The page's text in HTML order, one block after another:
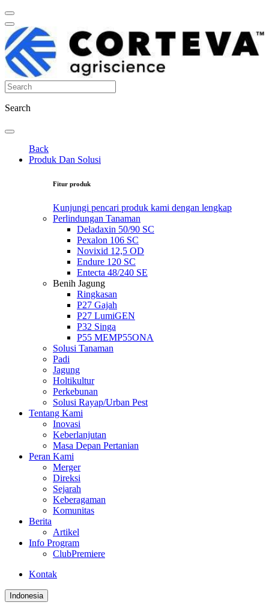
Search
Back
Produk Dan Solusi
Fitur produk
Kunjungi pencari produk kami dengan lengkap
Perlindungan Tanaman
Deladaxin 50/90 SC
Pexalon 106 SC
Novixid 12,5 OD
Endure 120 SC
Entecta 48/240 SE
Benih Jagung
Ringkasan
P27 Gajah
P27 LumiGEN
P32 Singa
P55 MEMP55ONA
Solusi Tanaman
Padi
Jagung
Holtikultur
Perkebunan
Solusi Rayap/Urban Pest
Tentang Kami
Inovasi
Keberlanjutan
Masa Depan Pertanian
Peran Kami
Merger
Direksi
Sejarah
Keberagaman
Komunitas
Berita
Artikel
Info Program
ClubPremiere
Kontak
Indonesia